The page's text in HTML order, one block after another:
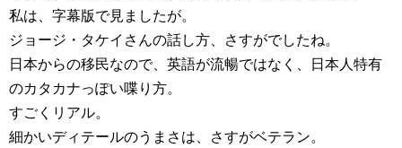
私は、字幕版で見ましたが。
ジョージ・タケイさんの話し方、さすがでしたね。
日本からの移民なので、英語が流暢ではなく、日本人特有
のカタカナっぽい喋り方。
すごくリアル。
細かいディテールのうまさは、さすがベテラン。